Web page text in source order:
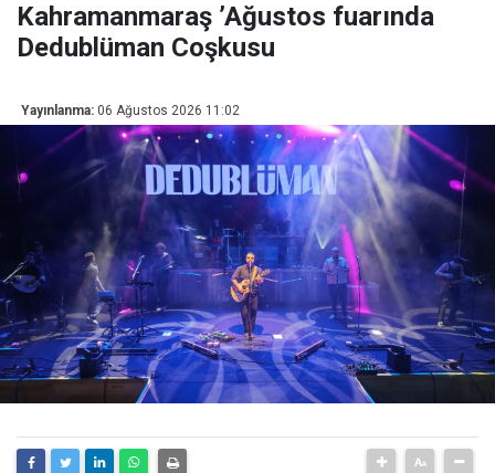
Kahramanmaraş ’Ağustos fuarında
Dedublüman Coşkusu
Yayınlanma: 06 Ağustos 2026 11:02